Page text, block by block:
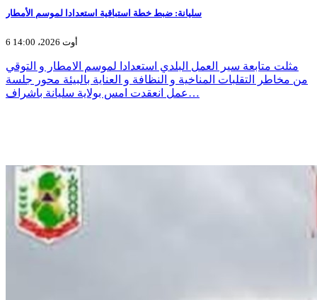
سليانة: ضبط خطة استباقية استعدادا لموسم الأمطار
6 أوت 2026، 14:00
مثلت متابعة سير العمل البلدي استعدادا لموسم الامطار و التوقي
من مخاطر التقلبات المناخية و النظافة و العناية بالبيئة محور جلسة
عمل انعقدت امس بولاية سليانة باشراف…